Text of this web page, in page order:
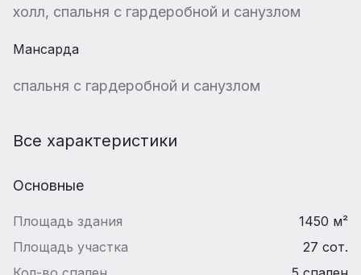
холл, спальня с гардеробной и санузлом
Мансарда
спальня с гардеробной и санузлом
Все характеристики
Основные
Площадь здания
1450 м²
Площадь участка
27 сот.